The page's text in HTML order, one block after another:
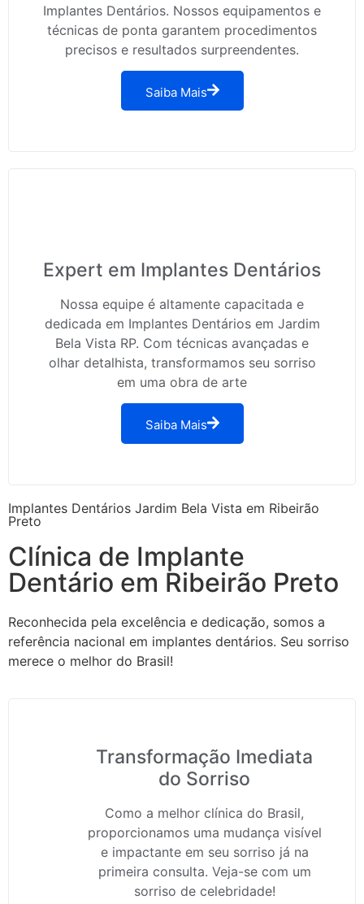
Implantes Dentários. Nossos equipamentos e
técnicas de ponta garantem procedimentos
precisos e resultados surpreendentes.
Saiba Mais
Expert em Implantes Dentários
Nossa equipe é altamente capacitada e
dedicada em Implantes Dentários em Jardim
Bela Vista RP. Com técnicas avançadas e
olhar detalhista, transformamos seu sorriso
em uma obra de arte
Saiba Mais
Implantes Dentários Jardim Bela Vista em Ribeirão
Preto
Clínica de Implante
Dentário em Ribeirão Preto
Reconhecida pela excelência e dedicação, somos a
referência nacional em implantes dentários. Seu sorriso
merece o melhor do Brasil!
Transformação Imediata
do Sorriso
Como a melhor clínica do Brasil,
proporcionamos uma mudança visível
e impactante em seu sorriso já na
primeira consulta. Veja-se com um
sorriso de celebridade!